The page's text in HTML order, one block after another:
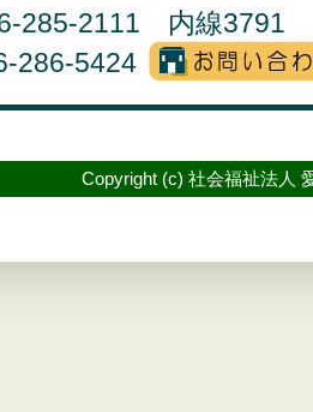
285-2111 内線
286-5424
Copyright (c) 社会福祉法人